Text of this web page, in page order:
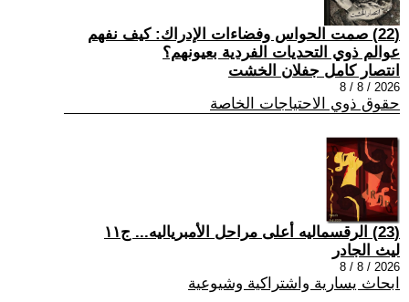
(22) صمت الحواس وفضاءات الإدراك: كيف نفهم
عوالم ذوي التحديات الفردية بعيونهم؟
انتصار كامل جفلان الخشت
2026 / 8 / 8
حقوق ذوي الاحتياجات الخاصة
(23) الرقسماليه أعلى مراحل الأمبرياليه... ج١١
ليث الجادر
2026 / 8 / 8
ابحاث يسارية واشتراكية وشيوعية